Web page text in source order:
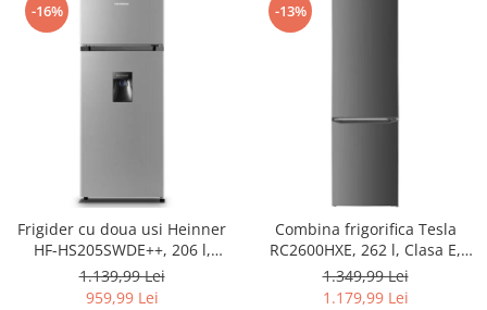
-16%
Frigider cu doua usi Heinner
HF-HS205SWDE++, 206 l,
Dozator de apa, Iluminare
LED, H 143.4 cm, Clasa E,
1.139,99 Lei
959,99 Lei
-13%
Combina frigorifica Tesla
RC2600HXE, 262 l, Clasa E,
Iluminare LED, dezghetare
automata frigider, H 180 cm,
1.349,99 Lei
1.179,99 Lei